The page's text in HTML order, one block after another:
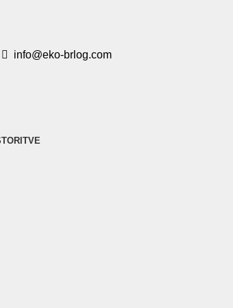
info@eko-brlog.com